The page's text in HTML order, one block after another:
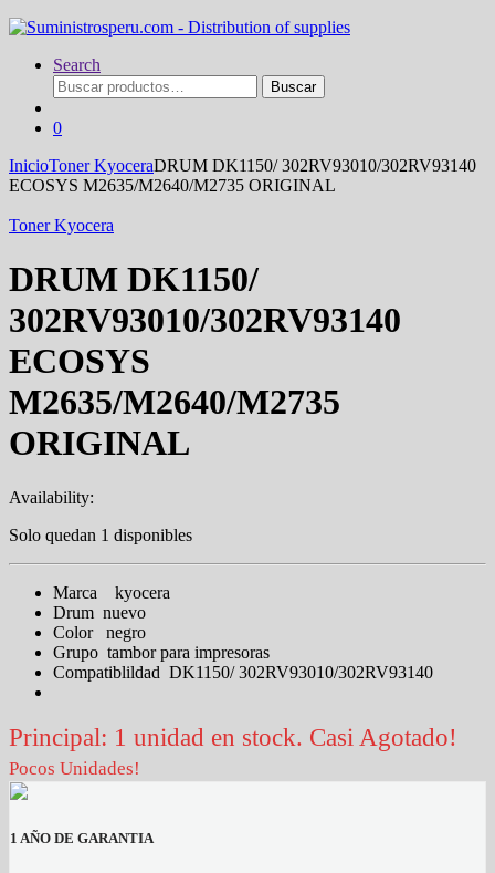
Search
Buscar
por:
Buscar
0
InicioToner KyoceraDRUM DK1150/ 302RV93010/302RV93140
ECOSYS M2635/M2640/M2735 ORIGINAL
Toner Kyocera
DRUM DK1150/
302RV93010/302RV93140
ECOSYS
M2635/M2640/M2735
ORIGINAL
Availability:
Solo quedan 1 disponibles
Marca kyocera
Drum nuevo
Color negro
Grupo tambor para impresoras
Compatiblildad DK1150/ 302RV93010/302RV93140
Principal: 1 unidad en stock. Casi Agotado!
Pocos Unidades!
1 AÑO DE GARANTIA